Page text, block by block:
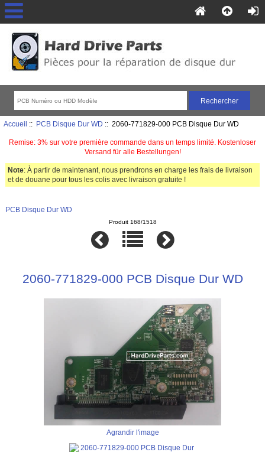
Accueil :: PCB Disque Dur WD :: 2060-771829-000 PCB Disque Dur WD
Remise: 3% sur votre première commande dans un temps limité. Kostenloser
Versand für alle Bestellungen!
Note: À partir de maintenant, nous prendrons en charge les frais de livraison
et de douane pour tous les colis avec livraison gratuite !
PCB Disque Dur WD
Produit 168/1518
2060-771829-000 PCB Disque Dur WD
Agrandir l'image